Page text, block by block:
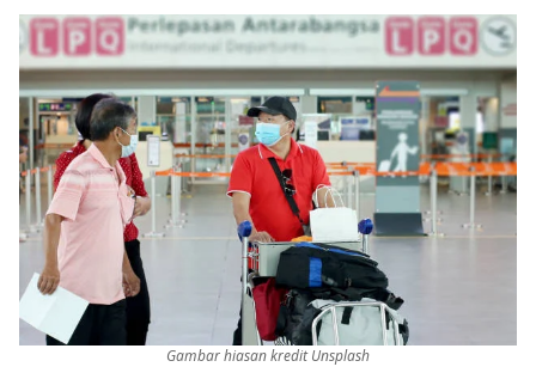
Gambar hiasan kredit Unsplash